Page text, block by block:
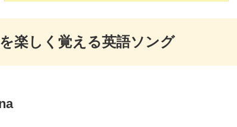
楽しく覚える英語ソング